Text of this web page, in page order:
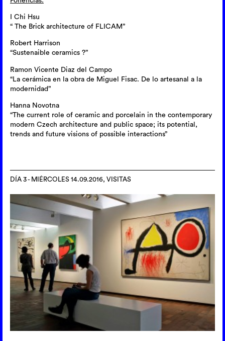
I Chi Hsu
“ The Brick architecture of FLICAM”
Robert Harrison
“Sustenaible ceramics ?”
Ramon Vicente Diaz del Campo
“La cerámica en la obra de Miguel Fisac. De lo artesanal a la
modernidad”
Hanna Novotna
“The current role of ceramic and porcelain in the contemporary
modern Czech architecture and public space; its potential,
trends and future visions of possible interactions”
DÍA 3 - MIÉRCOLES 14.09.2016, VISITAS